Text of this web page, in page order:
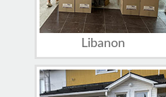
Libanon